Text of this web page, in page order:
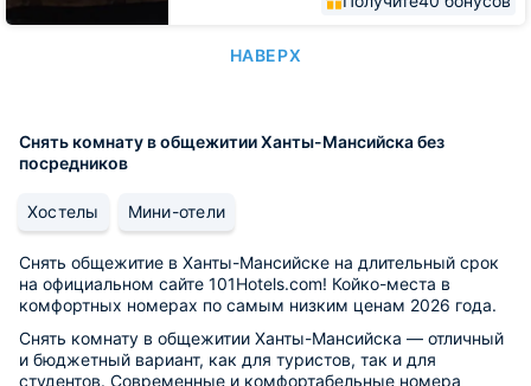
НАВЕРХ
Снять комнату в общежитии Ханты-Мансийска без
посредников
Хостелы Мини-отели
Снять общежитие в Ханты-Мансийске на длительный срок
на официальном сайте 101Hotels.com! Койко-места в
комфортных номерах по самым низким ценам 2026 года.
Снять комнату в общежитии Ханты-Мансийска — отличный
и бюджетный вариант, как для туристов, так и для
студентов. Современные и комфортабельные номера